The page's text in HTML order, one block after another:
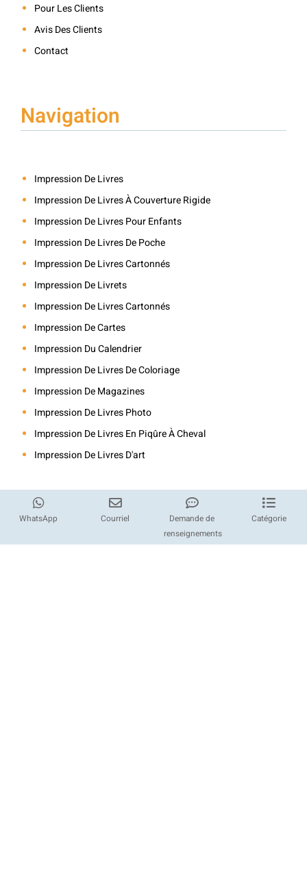
Pour Les Clients
Avis Des Clients
Contact
Navigation
Impression De Livres
Impression De Livres À Couverture Rigide
Impression De Livres Pour Enfants
Impression De Livres De Poche
Impression De Livres Cartonnés
Impression De Livrets
Impression De Livres Cartonnés
Impression De Cartes
Impression Du Calendrier
Impression De Livres De Coloriage
Impression De Magazines
Impression De Livres Photo
Impression De Livres En Piqûre À Cheval
Impression De Livres D'art
WhatsApp Courriel
Demande de
renseignements
Catégorie